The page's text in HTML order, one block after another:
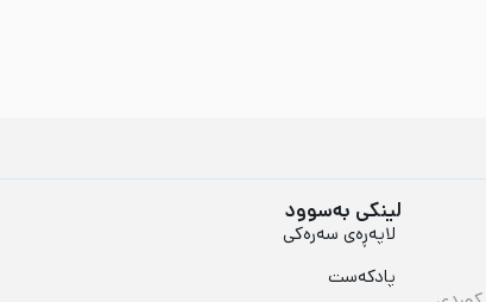
لینکی بەسوود
لاپەڕەی سەرەکی
پادکەست